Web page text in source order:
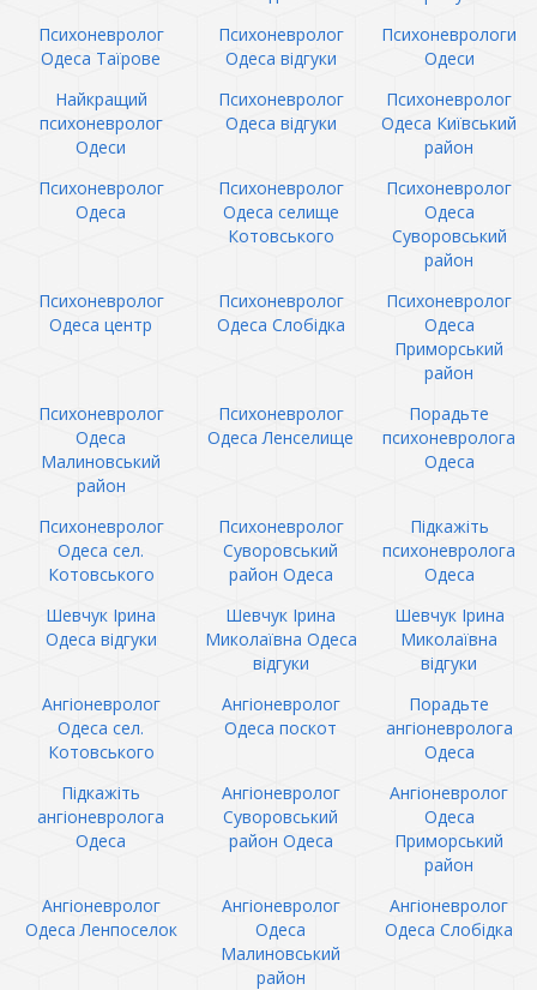
Психоневролог
Одеса Таїрове
Психоневролог
Одеса відгуки
Психоневрологи
Одеси
Найкращий
психоневролог
Одеси
Психоневролог
Одеса відгуки
Психоневролог
Одеса Київський
район
Психоневролог
Одеса
Психоневролог
Одеса селище
Котовського
Психоневролог
Одеса
Суворовський
район
Психоневролог
Одеса центр
Психоневролог
Одеса Слобідка
Психоневролог
Одеса
Приморський
район
Психоневролог
Одеса
Малиновський
район
Психоневролог
Одеса Ленселище
Порадьте
психоневролога
Одеса
Психоневролог
Одеса сел.
Котовського
Психоневролог
Суворовський
район Одеса
Підкажіть
психоневролога
Одеса
Шевчук Ірина
Одеса відгуки
Шевчук Ірина
Миколаївна Одеса
відгуки
Шевчук Ірина
Миколаївна
відгуки
Ангіоневролог
Одеса сел.
Котовського
Ангіоневролог
Одеса поскот
Порадьте
ангіоневролога
Одеса
Підкажіть
ангіоневролога
Одеса
Ангіоневролог
Суворовський
район Одеса
Ангіоневролог
Одеса
Приморський
район
Ангіоневролог
Одеса Ленпоселок
Ангіоневролог
Одеса
Малиновський
район
Ангіоневролог
Одеса Слобідка